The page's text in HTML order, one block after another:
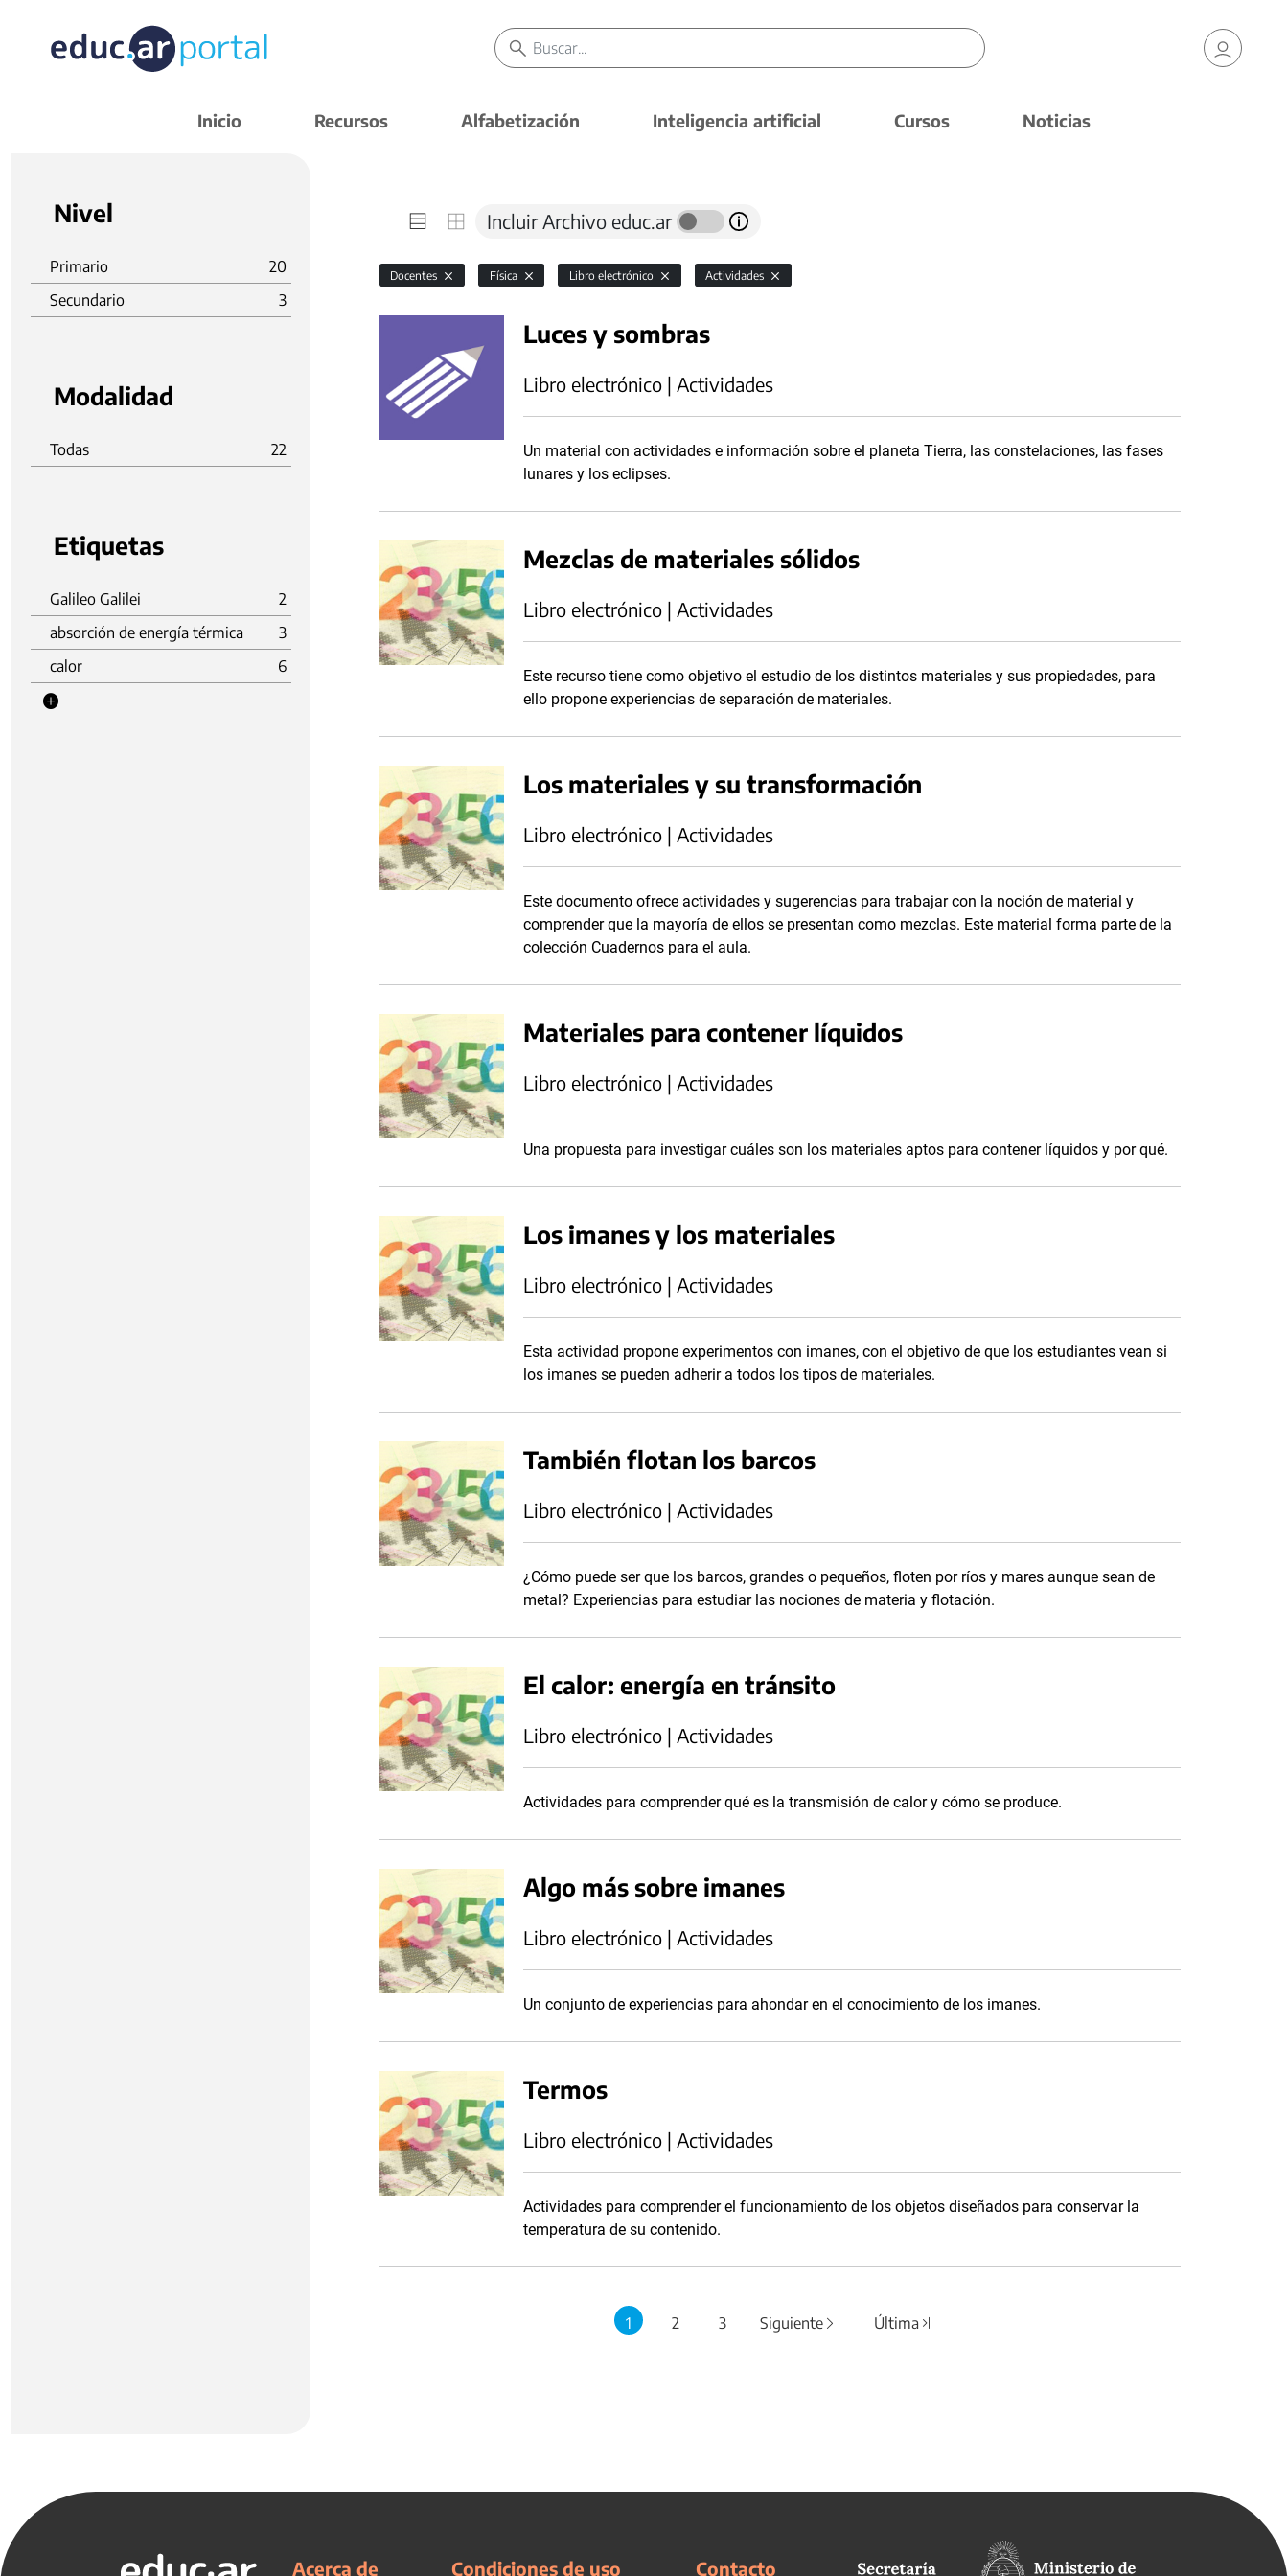
Inicio Recursos Alfabetización Inteligencia artificial Cursos Noticias
Nivel
Primario
20
Secundario
3
Modalidad
Todas 22
Etiquetas
Galileo Galilei
2
absorción de energía térmica
3
calor
6
Incluir Archivo educ.ar
Docentes Física Libro electrónico Actividades
Luces y sombras
Libro electrónico | Actividades
Un material con actividades e información sobre el planeta Tierra, las constelaciones, las fases
lunares y los eclipses.
Mezclas de materiales sólidos
Libro electrónico | Actividades
Este recurso tiene como objetivo el estudio de los distintos materiales y sus propiedades, para
ello propone experiencias de separación de materiales.
Los materiales y su transformación
Libro electrónico | Actividades
Este documento ofrece actividades y sugerencias para trabajar con la noción de material y
comprender que la mayoría de ellos se presentan como mezclas. Este material forma parte de la
colección Cuadernos para el aula.
Materiales para contener líquidos
Libro electrónico | Actividades
Una propuesta para investigar cuáles son los materiales aptos para contener líquidos y por qué.
Los imanes y los materiales
Libro electrónico | Actividades
Esta actividad propone experimentos con imanes, con el objetivo de que los estudiantes vean si
los imanes se pueden adherir a todos los tipos de materiales.
También flotan los barcos
Libro electrónico | Actividades
¿Cómo puede ser que los barcos, grandes o pequeños, floten por ríos y mares aunque sean de
metal? Experiencias para estudiar las nociones de materia y flotación.
El calor: energía en tránsito
Libro electrónico | Actividades
Actividades para comprender qué es la transmisión de calor y cómo se produce.
Algo más sobre imanes
Libro electrónico | Actividades
Un conjunto de experiencias para ahondar en el conocimiento de los imanes.
Termos
Libro electrónico | Actividades
Actividades para comprender el funcionamiento de los objetos diseñados para conservar la
temperatura de su contenido.
1 2 3 Siguiente Última
Acerca de Condiciones de uso Contacto